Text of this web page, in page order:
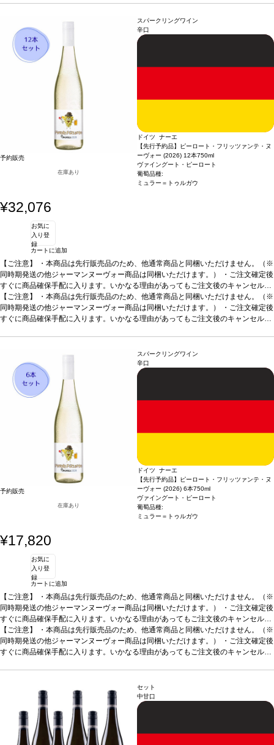
ます。 ・お届け先1件につき送料1,760円を頂戴いたします。 ・値引きクーポンは
ご利用いただけません。 ・クール便発送はお選びいただけません。
予約販売
在庫あり
スパークリングワイン
辛口
ドイツ ナーエ
【先行予約品】ピーロート・フリッツァンテ・ヌ
ーヴォー (2026) 12本750ml
ヴァイングート・ピーロート
葡萄品種:
ミュラー＝トゥルガウ
¥32,076
お気に
入り登
録
カートに追加
【ご注意】
・本商品は先行販売品のため、他通常商品と同梱いただけません。（※
同時期発送の他ジャーマンヌーヴォー商品は同梱いただけます。） ・ご注文確定後
すぐに商品確保手配に入ります。いかなる理由があってもご注文後のキャンセルは
承っておりません。 ・手配完了後、システム設定上ご注文手配完了の通知が送付さ
れますが、出荷は配送予定日に準じます。 ・お届けは12月中旬頃を予定しており
ます。 ・お届け先1件につき送料1,760円を頂戴いたします。 ・値引きクーポンは
【ご注意】
・本商品は先行販売品のため、他通常商品と同梱いただけません。（※
同時期発送の他ジャーマンヌーヴォー商品は同梱いただけます。） ・ご注文確定後
すぐに商品確保手配に入ります。いかなる理由があってもご注文後のキャンセルは
ます。 ・お届け先1件につき送料1,760円を頂戴いたします。 ・値引きクーポンは
ご利用いただけません。 ・クール便発送はお選びいただけません。
予約販売
在庫あり
スパークリングワイン
辛口
ドイツ ナーエ
【先行予約品】ピーロート・フリッツァンテ・ヌ
ーヴォー (2026) 6本750ml
ヴァイングート・ピーロート
葡萄品種:
ミュラー＝トゥルガウ
¥17,820
お気に
入り登
録
カートに追加
【ご注意】
・本商品は先行販売品のため、他通常商品と同梱いただけません。（※
同時期発送の他ジャーマンヌーヴォー商品は同梱いただけます。） ・ご注文確定後
すぐに商品確保手配に入ります。いかなる理由があってもご注文後のキャンセルは
承っておりません。 ・手配完了後、システム設定上ご注文手配完了の通知が送付さ
れますが、出荷は配送予定日に準じます。 ・お届けは12月中旬頃を予定しており
ます。 ・お届け先1件につき送料1,760円を頂戴いたします。 ・値引きクーポンは
【ご注意】
・本商品は先行販売品のため、他通常商品と同梱いただけません。（※
同時期発送の他ジャーマンヌーヴォー商品は同梱いただけます。） ・ご注文確定後
すぐに商品確保手配に入ります。いかなる理由があってもご注文後のキャンセルは
ます。 ・お届け先1件につき送料1,760円を頂戴いたします。 ・値引きクーポンは
ご利用いただけません。 ・クール便発送はお選びいただけません。
セット
中甘口